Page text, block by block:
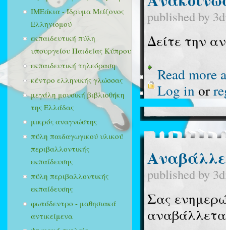
ΙΜΕάκια - Ίδρυμα Μείζονος
Ελληνισμού
εκπαιδευτική πύλη
υπουργείου Παιδείας Κύπρου
εκπαιδευτική τηλεόραση
κέντρο ελληνικής γλώσσας
μεγάλη μουσική βιβλιοθήκη
της Ελλάδας
μικρός αναγνώστης
πύλη παιδαγωγικού υλικού
περιβαλλοντικής
εκπαίδευσης
πύλη περιβαλλοντικής
εκπαίδευσης
φωτόδεντρο - μαθησιακά
αντικείμενα
published by
Δείτε την
Read more
Log in or
published by
Σας